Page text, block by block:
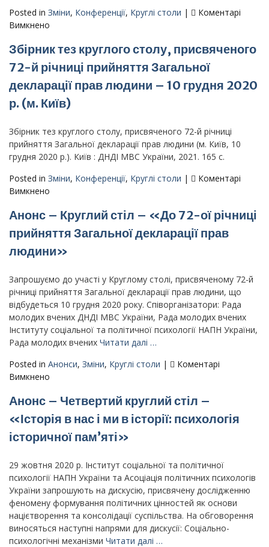
Київ)
превенції
суїциду
в
закладі
освіти»
Posted in Зміни, Конференції, Круглі столи |
Коментарі
Вимкнено
IV
круглого
столу
(з
міжнародною
участю)
в
історії
і
історія
психологія
пам’яті»
29
2020
р.
(м.
Київ)
Збірник тез круглого столу, присвяченого
72-й річниці прийняття Загальної
декларації прав людини – 10 грудня 2020
р. (м. Київ)
Збірник тез круглого столу, присвяченого 72-й річниці
прийняття Загальної декларації прав людини (м. Київ, 10
грудня 2020 р.). Київ : ДНДІ МВС України, 2021. 165 с.
Posted in Зміни, Конференції, Круглі столи |
Коментарі
Вимкнено
тез
круглого
столу,
присвяченого
й
річниці
прийняття
Загальної
декларації
прав
–
2020
р.
Київ)
Анонс – Круглий стіл – «До 72-ої річниці
прийняття Загальної декларації прав
людини»
Запрошуємо до участі у Круглому столі, присвяченому 72-й
річниці прийняття Загальної декларації прав людини, що
відбудеться 10 грудня 2020 року. Співорганізатори: Рада
молодих вчених ДНДІ МВС України, Рада молодих вчених
Інституту соціальної та політичної психології НАПН України,
Рада молодих вчених Читати далі …
Posted in Анонси, Зміни, Круглі столи |
Коментарі
Вимкнено
–
Круглий
стіл
–
72-
ої
річниці
прийняття
Загальної
декларації
прав
Анонс – Четвертий круглий стіл –
«Історія в нас і ми в історії: психологія
історичної пам’яті»
29 жовтня 2020 р. Інститут соціальної та політичної
психології НАПН України та Асоціація політичних психологів
України запрошують на дискусію, присвячену дослідженню
феномену формування політичних цінностей як основи
націєтворення та консолідації суспільства. На обговорення
виносяться наступні напрями для дискусії: Соціально-
психологічні механізми Читати далі …